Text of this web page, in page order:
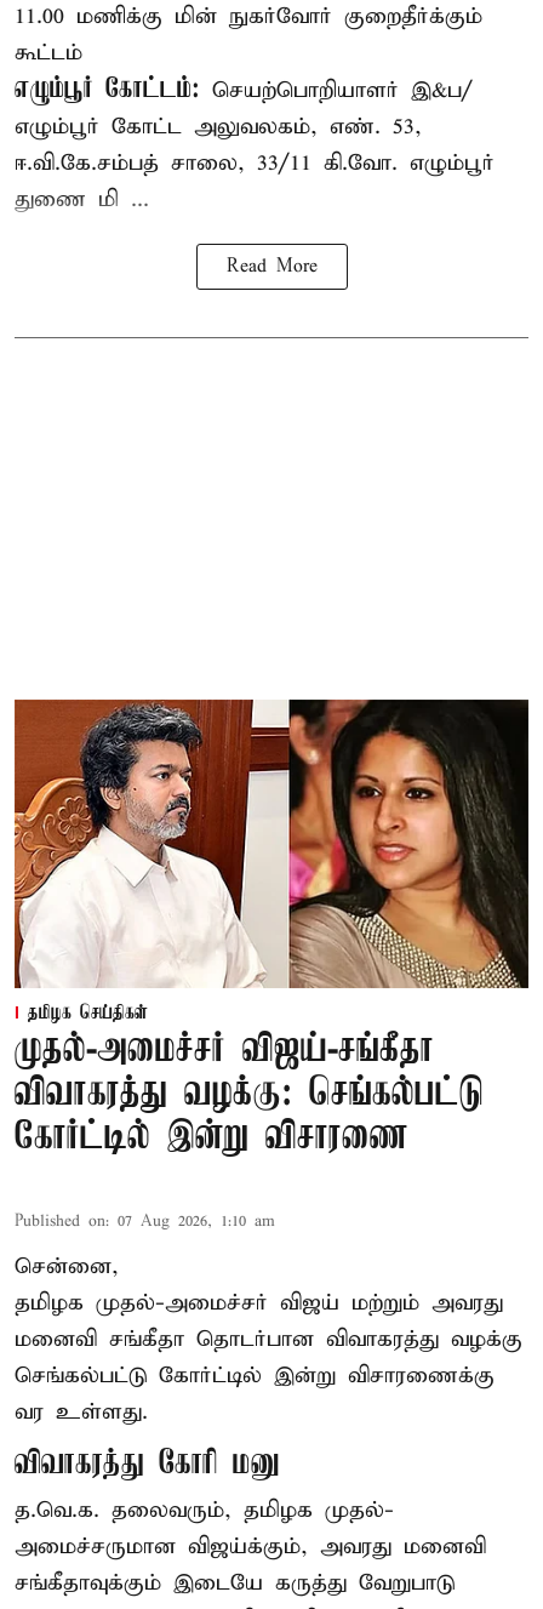
11.00 மணிக்கு மின் நுகர்வோர் குறைதீர்க்கும்
கூட்டம்
எழும்பூர் கோட்டம்: செயற்பொறியாளர் இ&ப/
எழும்பூர் கோட்ட அலுவலகம், எண். 53,
ஈ.வி.கே.சம்பத் சாலை, 33/11 கி.வோ. எழும்பூர்
துணை மி ...
Read More
தமிழக செய்திகள்
முதல்-அமைச்சர் விஜய்-சங்கீதா
விவாகரத்து வழக்கு: செங்கல்பட்டு
கோர்ட்டில் இன்று விசாரணை
Published on: 07 Aug 2026, 1:10 am
சென்னை,
தமிழக முதல்-அமைச்சர் விஜய் மற்றும் அவரது
மனைவி சங்கீதா தொடர்பான விவாகரத்து வழக்கு
செங்கல்பட்டு கோர்ட்டில் இன்று விசாரணைக்கு
வர உள்ளது.
விவாகரத்து கோரி மனு
த.வெ.க. தலைவரும், தமிழக முதல்-
அமைச்சருமான விஜய்க்கும், அவரது மனைவி
சங்கீதாவுக்கும் இடையே கருத்து வேறுபாடு